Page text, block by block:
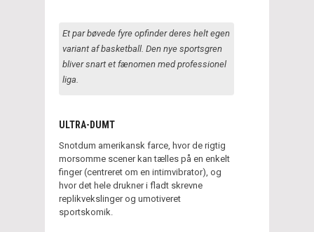
Et par bøvede fyre opfinder deres helt egen
variant af basketball. Den nye sportsgren
bliver snart et fænomen med professionel
liga.
ULTRA-DUMT
Snotdum amerikansk farce, hvor de rigtig
morsomme scener kan tælles på en enkelt
finger (centreret om en intimvibrator), og
hvor det hele drukner i fladt skrevne
replikvekslinger og umotiveret
sportskomik.